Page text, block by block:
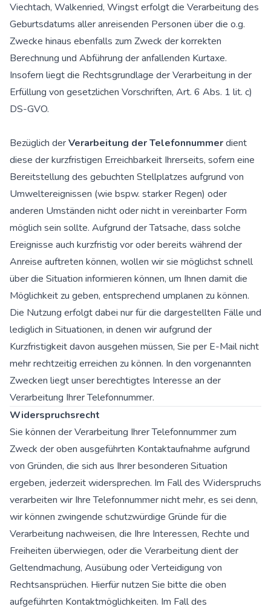
Viechtach, Walkenried, Wingst erfolgt die Verarbeitung des
Geburtsdatums aller anreisenden Personen über die o.g.
Zwecke hinaus ebenfalls zum Zweck der korrekten
Berechnung und Abführung der anfallenden Kurtaxe.
Insofern liegt die Rechtsgrundlage der Verarbeitung in der
Erfüllung von gesetzlichen Vorschriften, Art. 6 Abs. 1 lit. c)
DS-GVO.
Bezüglich derVerarbeitung der Telefonnummerdient
diese der kurzfristigen Erreichbarkeit Ihrerseits, sofern eine
Bereitstellung des gebuchten Stellplatzes aufgrund von
Umweltereignissen (wie bspw. starker Regen) oder
anderen Umständen nicht oder nicht in vereinbarter Form
möglich sein sollte. Aufgrund der Tatsache, dass solche
Ereignisse auch kurzfristig vor oder bereits während der
Anreise auftreten können, wollen wir sie möglichst schnell
über die Situation informieren können, um Ihnen damit die
Möglichkeit zu geben, entsprechend umplanen zu können.
Die Nutzung erfolgt dabei nur für die dargestellten Fälle und
lediglich in Situationen, in denen wir aufgrund der
Kurzfristigkeit davon ausgehen müssen, Sie per E-Mail nicht
mehr rechtzeitig erreichen zu können. In den vorgenannten
Zwecken liegt unser berechtigtes Interesse an der
Verarbeitung Ihrer Telefonnummer.
Widerspruchsrecht
Sie können der Verarbeitung Ihrer Telefonnummer zum
Zweck der oben ausgeführten Kontaktaufnahme aufgrund
von Gründen, die sich aus Ihrer besonderen Situation
ergeben, jederzeit widersprechen. Im Fall des Widerspruchs
verarbeiten wir Ihre Telefonnummer nicht mehr, es sei denn,
wir können zwingende schutzwürdige Gründe für die
Verarbeitung nachweisen, die Ihre Interessen, Rechte und
Freiheiten überwiegen, oder die Verarbeitung dient der
Geltendmachung, Ausübung oder Verteidigung von
Rechtsansprüchen. Hierfür nutzen Sie bitte die oben
aufgeführten Kontaktmöglichkeiten. Im Fall des